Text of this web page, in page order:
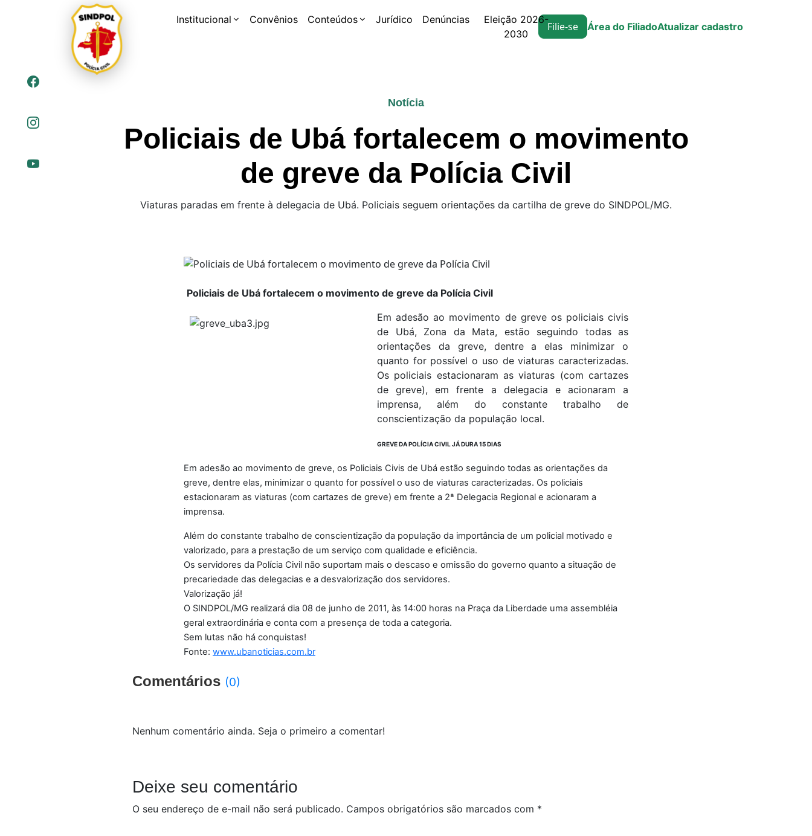
Institucional Convênios Conteúdos Jurídico Denúncias
Eleição 2026-
2030
Filie-se Área do FiliadoAtualizar cadastro
Notícia
Policiais de Ubá fortalecem o movimento
de greve da Polícia Civil
Viaturas paradas em frente à delegacia de Ubá. Policiais seguem orientações da cartilha de greve do SINDPOL/MG.
Policiais de Ubá fortalecem o movimento de greve da Polícia Civil
Em adesão ao movimento de greve os policiais civis
de Ubá, Zona da Mata, estão seguindo todas as
orientações da greve, dentre a elas minimizar o
quanto for possível o uso de viaturas caracterizadas.
Os policiais estacionaram as viaturas (com cartazes
de greve), em frente a delegacia e acionaram a
imprensa, além do constante trabalho de
conscientização da população local.
GREVE DA POLÍCIA CIVIL JÁ DURA 15 DIAS
Em adesão ao movimento de greve, os Policiais Civis de Ubá estão seguindo todas as orientações da
greve, dentre elas, minimizar o quanto for possível o uso de viaturas caracterizadas. Os policiais
estacionaram as viaturas (com cartazes de greve) em frente a 2ª Delegacia Regional e acionaram a
imprensa.
Além do constante trabalho de conscientização da população da importância de um policial motivado e
valorizado, para a prestação de um serviço com qualidade e eficiência.
Os servidores da Polícia Civil não suportam mais o descaso e omissão do governo quanto a situação de
precariedade das delegacias e a desvalorização dos servidores.
Valorização já!
O SINDPOL/MG realizará dia 08 de junho de 2011, às 14:00 horas na Praça da Liberdade uma assembléia
geral extraordinária e conta com a presença de toda a categoria.
Sem lutas não há conquistas!
Fonte: www.ubanoticias.com.br
Comentários (0)
Nenhum comentário ainda. Seja o primeiro a comentar!
Deixe seu comentário
O seu endereço de e-mail não será publicado. Campos obrigatórios são marcados com *